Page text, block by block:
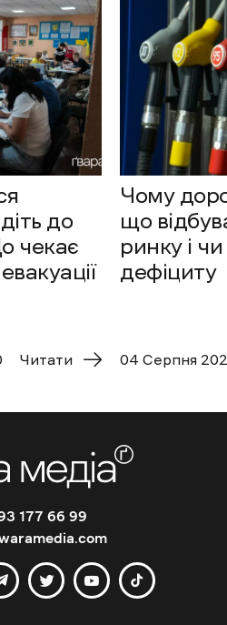
до
чекає
Читати
Чому
що
ринку і
дефіциту
04 Cерпня
177 66 99